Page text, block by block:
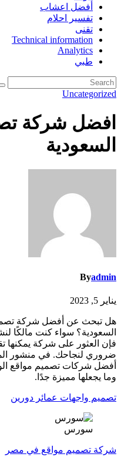
أفضل اعشاب
تفسير احلام
تقنى
Technical information
Analytics
طبي
Uncategorized
افضل شركة
السعودية
Byadmin
يناير 5, 2023
هل تبحث عن أفضل شركة
السعودية؟ سواء كنت مالكًا
فإن العثور على شركة يمكنها
ضروري لنجاحك. في منشور
أفضل شركات تصميم مواقع
وما يجعلها مميزة جدًا.
تصميم واجهات عمائر دورين
سورس
شركة تصميم مواقع في مصر